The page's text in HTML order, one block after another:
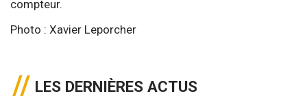
compteur.
Photo : Xavier Leporcher
LES DERNIÈRES ACTUS